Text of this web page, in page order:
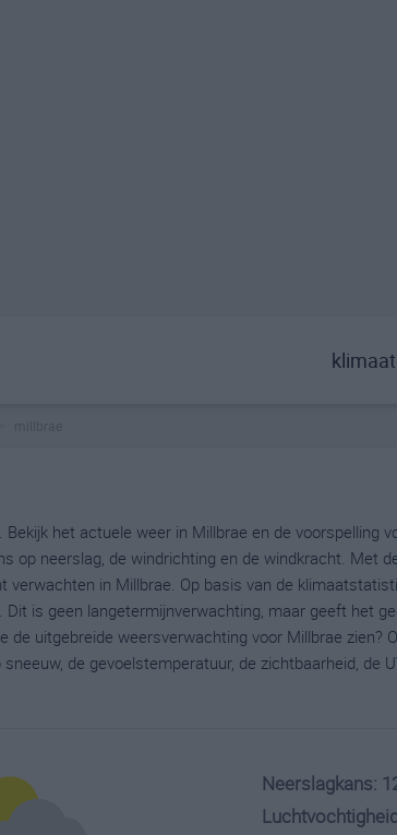
klimaat
het actuele weer in Millbrae en de voorspelling
op neerslag, de windrichting en de windkracht. Met
verwachten in Millbrae. Op basis van de
is geen langetermijnverwachting, maar geeft het
de uitgebreide weersverwachting voor Millbrae zien?
de gevoelstemperatuur, de zichtbaarheid, de
Neerslagkans: